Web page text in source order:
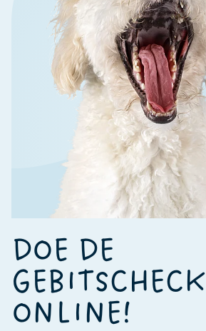
DOE DE
GEBITSCHECK
ONLINE!